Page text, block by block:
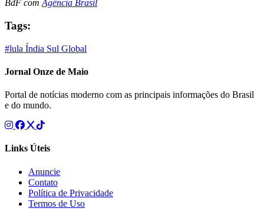
BdF com Agência Brasil
Tags:
#lula Índia Sul Global
Jornal Onze de Maio
Portal de notícias moderno com as principais informações do Brasil
e do mundo.
Links Úteis
Anuncie
Contato
Política de Privacidade
Termos de Uso